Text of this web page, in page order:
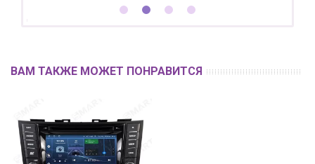
ВАМ ТАКЖЕ МОЖЕТ ПОНРАВИТСЯ